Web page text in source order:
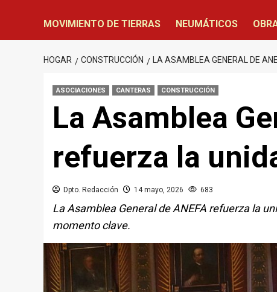
MOVIMIENTO DE TIERRAS NEUMÁTICOS
HOGAR CONSTRUCCIÓN LA ASAMBLEA GENERAL DE
ASOCIACIONES CANTERAS CONSTRUCCIÓN
La Asamblea
refuerza la
Dpto. Redacción 14 mayo, 2026 683
La Asamblea General de ANEFA refuerza la
momento clave.